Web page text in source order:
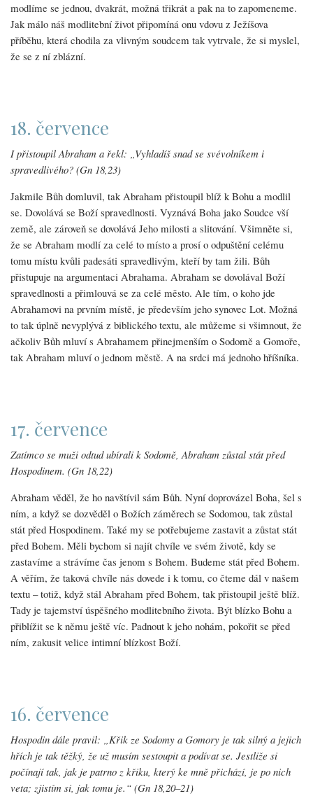
modlíme se jednou, dvakrát, možná třikrát a pak na to zapomeneme.
Jak málo náš modlitební život připomíná onu vdovu z Ježíšova
příběhu, která chodila za vlivným soudcem tak vytrvale, že si myslel,
že se z ní zblázní.
18. července
I přistoupil Abraham a řekl: „Vyhladíš snad se svévolníkem i
spravedlivého? (Gn 18,23)
Jakmile Bůh domluvil, tak Abraham přistoupil blíž k Bohu a modlil
se. Dovolává se Boží spravedlnosti. Vyznává Boha jako Soudce vší
země, ale zároveň se dovolává Jeho milosti a slitování. Všimněte si,
že se Abraham modlí za celé to místo a prosí o odpuštění celému
tomu místu kvůli padesáti spravedlivým, kteří by tam žili. Bůh
přistupuje na argumentaci Abrahama. Abraham se dovolával Boží
spravedlnosti a přimlouvá se za celé město. Ale tím, o koho jde
Abrahamovi na prvním místě, je především jeho synovec Lot. Možná
to tak úplně nevyplývá z biblického textu, ale můžeme si všimnout, že
ačkoliv Bůh mluví s Abrahamem přinejmenším o Sodomě a Gomoře,
tak Abraham mluví o jednom městě. A na srdci má jednoho hříšníka.
17. července
Zatímco se muži odtud ubírali k Sodomě, Abraham zůstal stát před
Hospodinem. (Gn 18,22)
Abraham věděl, že ho navštívil sám Bůh. Nyní doprovázel Boha, šel s
ním, a když se dozvěděl o Božích záměrech se Sodomou, tak zůstal
stát před Hospodinem. Také my se potřebujeme zastavit a zůstat stát
před Bohem. Měli bychom si najít chvíle ve svém životě, kdy se
zastavíme a strávíme čas jenom s Bohem. Budeme stát před Bohem.
A věřím, že taková chvíle nás dovede i k tomu, co čteme dál v našem
textu – totiž, když stál Abraham před Bohem, tak přistoupil ještě blíž.
Tady je tajemství úspěšného modlitebního života. Být blízko Bohu a
přiblížit se k němu ještě víc. Padnout k jeho nohám, pokořit se před
ním, zakusit velice intimní blízkost Boží.
16. července
Hospodin dále pravil: „Křik ze Sodomy a Gomory je tak silný a jejich
hřích je tak těžký, že už musím sestoupit a podívat se. Jestliže si
počínají tak, jak je patrno z křiku, který ke mně přichází, je po nich
veta; zjistím si, jak tomu je.“ (Gn 18,20–21)